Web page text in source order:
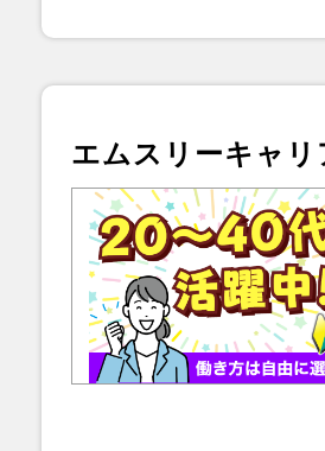
エムスリーキャリ